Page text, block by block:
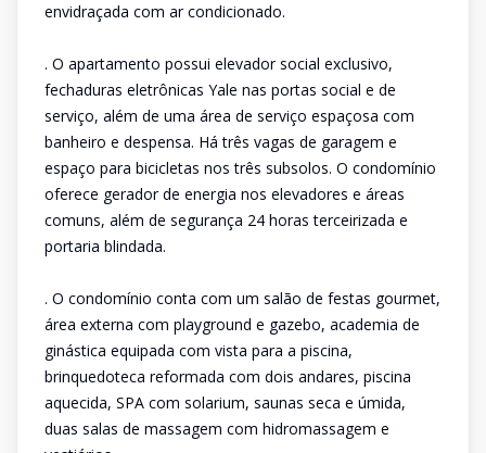
envidraçada com ar condicionado.
. O apartamento possui elevador social exclusivo,
fechaduras eletrônicas Yale nas portas social e de
serviço, além de uma área de serviço espaçosa com
banheiro e despensa. Há três vagas de garagem e
espaço para bicicletas nos três subsolos. O condomínio
oferece gerador de energia nos elevadores e áreas
comuns, além de segurança 24 horas terceirizada e
portaria blindada.
. O condomínio conta com um salão de festas gourmet,
área externa com playground e gazebo, academia de
ginástica equipada com vista para a piscina,
brinquedoteca reformada com dois andares, piscina
aquecida, SPA com solarium, saunas seca e úmida,
duas salas de massagem com hidromassagem e